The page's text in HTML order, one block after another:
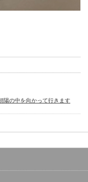
陽の中を向かって行きます